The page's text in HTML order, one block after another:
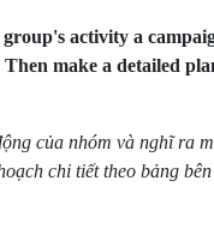
activity a
make a detailed
của nhóm và nghĩ ra
chi tiết theo bảng